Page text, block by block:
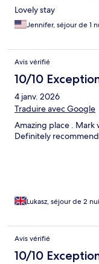
Lovely stay
Jennifer, séjour de 1
Avis vérifié
10/10
4 janv. 2026
Traduire avec Google
Amazing place .
Definitely recommend
Lukasz, séjour de 2
Avis vérifié
10/10